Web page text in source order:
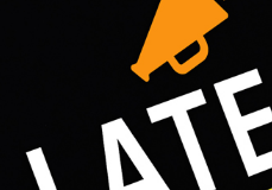
8:00am - 5:00pm